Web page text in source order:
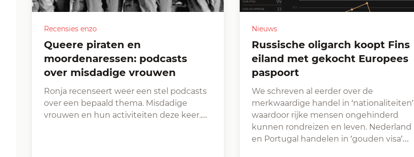
Recensies enzo
Queere piraten en
moordenaressen: podcasts
over misdadige vrouwen
Ronja recenseert weer een stel podcasts
over een bepaald thema. Misdadige
vrouwen en hun activiteiten deze keer.…
Nieuws
Russische oligarch koopt Fins
eiland met gekocht Europees
paspoort
We schreven al eerder over de
merkwaardige handel in ‘nationaliteiten’
waardoor rijke mensen ongehinderd
kunnen rondreizen en leven. Nederland
en Portugal handelen in ‘gouden visa’…